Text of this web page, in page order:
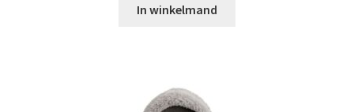
In winkelmand